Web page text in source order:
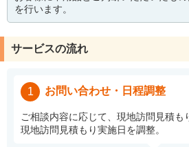
を行います。
サービスの流れ
1 お問い合わせ・日程調整
ご相談内容に応じて、現地訪問見積も
現地訪問見積もり実施日を調整。